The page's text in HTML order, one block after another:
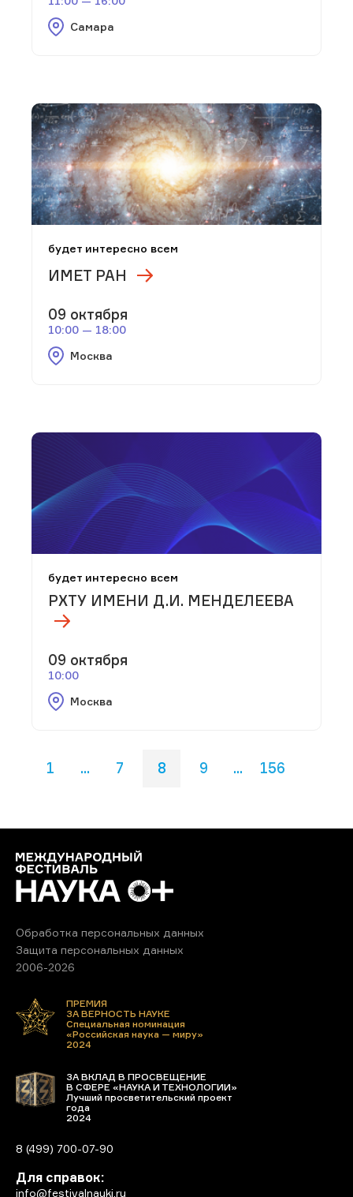
Самара
будет интересно всем
ИМЕТ РАН
09 октября
10:00 — 18:00
Москва
будет интересно всем
РХТУ ИМЕНИ Д.И. МЕНДЕЛЕЕВА
09 октября
10:00
Москва
1 ... 7 8 9 ... 156
Обработка персональных данных
Защита персональных данных
2006-2026
ПРЕМИЯ
ЗА ВЕРНОСТЬ НАУКЕ
Специальная номинация
«Российская наука — миру»
2024
ЗА ВКЛАД В ПРОСВЕЩЕНИЕ
В СФЕРЕ «НАУКА И ТЕХНОЛОГИИ»
Лучший просветительский проект
года
2024
8 (499) 700-07-90
Для справок:
info@festivalnauki.ru